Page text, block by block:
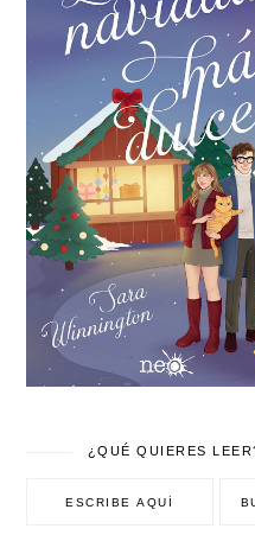
¿QUÉ QUIERES